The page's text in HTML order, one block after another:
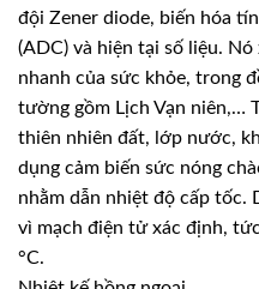
đội Zener diode, biến hóa
(ADC) và hiện tại số liệu.
nhanh của sức khỏe, trong
tường gồm Lịch Vạn niên,…
thiên nhiên đất, lớp nước,
dụng cảm biến sức nóng
nhằm dẫn nhiệt độ cấp tốc.
vì mạch điện tử xác định,
°C.